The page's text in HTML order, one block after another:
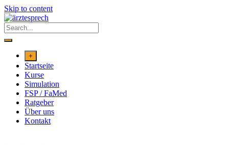
Skip to content
+
Startseite
Kurse
Simulation
FSP / FaMed
Ratgeber
Über uns
Kontakt